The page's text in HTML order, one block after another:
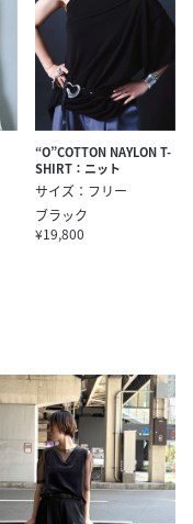
“O”COTTON NAYLON T-
SHIRT：ニット
サイズ：フリー
ブラック
¥19,800